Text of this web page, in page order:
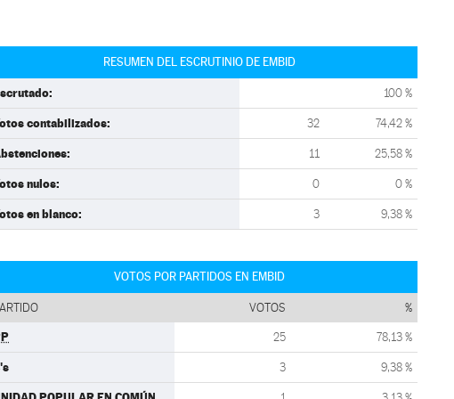
RESUMEN DEL ESCRUTINIO DE EMBID
100 %
contabilizados: 32 74,42 %
11 25,58 %
nulos: 0 0 %
en blanco: 3 9,38 %
VOTOS POR PARTIDOS EN EMBID
VOTOS %
25 78,13 %
3 9,38 %